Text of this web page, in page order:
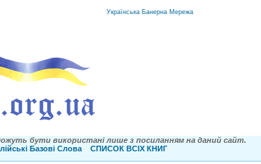
Українська Банерна Мережа
бути використані лише з посиланням на даний сайт.
Базові Слова СПИСОК ВСІХ КНИГ